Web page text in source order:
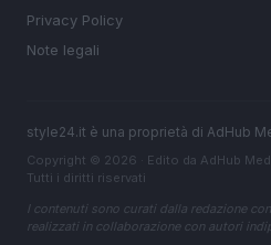
Privacy Policy
Note legali
style24.it è una proprietà di AdHub
Copyright © 2026 · Edito da AdHub
Tutti i diritti riservati
I contenuti sono curati dalla redazione
realizzati in collaborazione con autori